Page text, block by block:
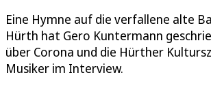
Eine Hymne auf die verfallene alte
Hürth hat Gero Kuntermann
über Corona und die Hürther
Musiker im Interview.